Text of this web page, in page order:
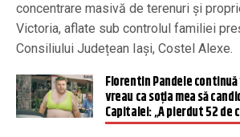
concentrare masivă de terenuri și
Victoria, aflate sub controlul familiei
Consiliului Județean Iași, Costel Alexe.
Florentin Pandele
vreau ca soția mea să
Capitalei: „A pierdut 52 de